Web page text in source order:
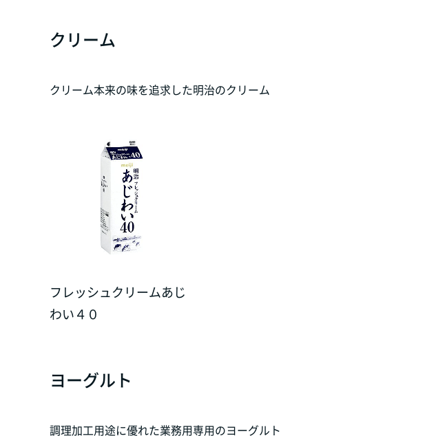
クリーム
クリーム本来の味を追求した明治のクリーム
フレッシュクリームあじ
わい４０
ヨーグルト
調理加工用途に優れた業務用専用のヨーグルト